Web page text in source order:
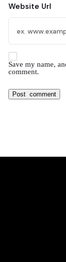
Website Url
Save my name,
comment.